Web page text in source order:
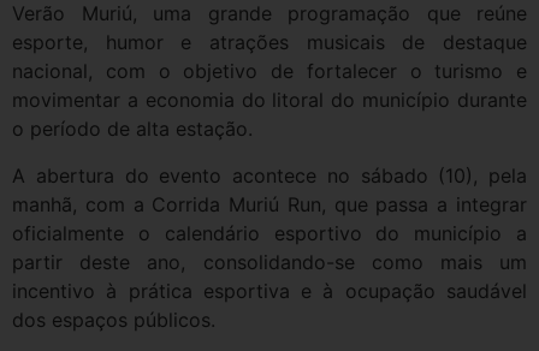
Verão Muriú, uma grande programação que reúne
esporte, humor e atrações musicais de destaque
nacional, com o objetivo de fortalecer o turismo e
movimentar a economia do litoral do município durante
o período de alta estação.
A abertura do evento acontece no sábado (10), pela
manhã, com a Corrida Muriú Run, que passa a integrar
oficialmente o calendário esportivo do município a
partir deste ano, consolidando-se como mais um
incentivo à prática esportiva e à ocupação saudável
dos espaços públicos.